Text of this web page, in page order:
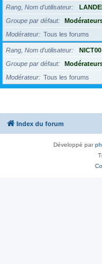
Rang, Nom d’utilisateur
Groupe par défaut
Modérateur
Tous les forums
Rang, Nom d’utilisateur
NICT00
Groupe par défaut
Modérateur
Tous les forums
Index du forum
Développé par